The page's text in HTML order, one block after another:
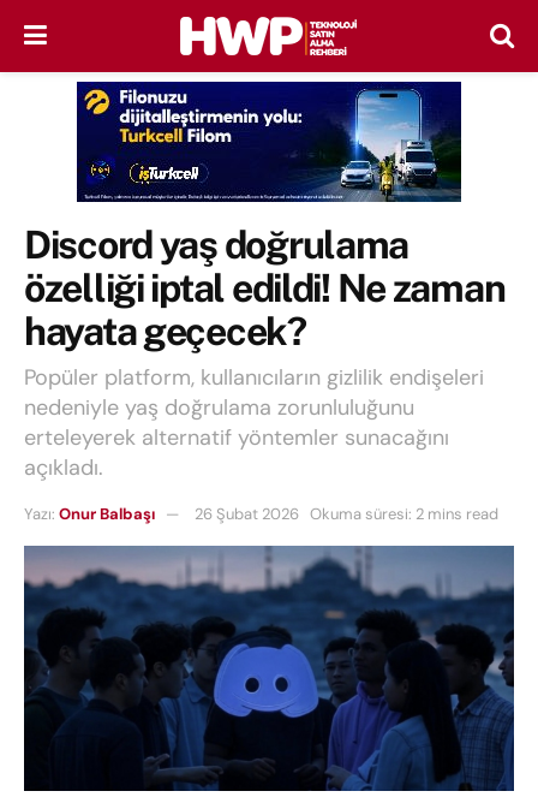
Discord yaş doğrulama
özelliği iptal edildi! Ne zaman
hayata geçecek?
Popüler platform, kullanıcıların gizlilik endişeleri
nedeniyle yaş doğrulama zorunluluğunu
erteleyerek alternatif yöntemler sunacağını
açıkladı.
Yazı: Onur Balbaşı 26 Şubat 2026 Okuma süresi: 2 mins read